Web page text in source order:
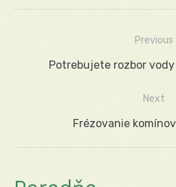
Navigácia
Previous
Previous
Potrebujete rozbor
Next
Next
Frézovanie